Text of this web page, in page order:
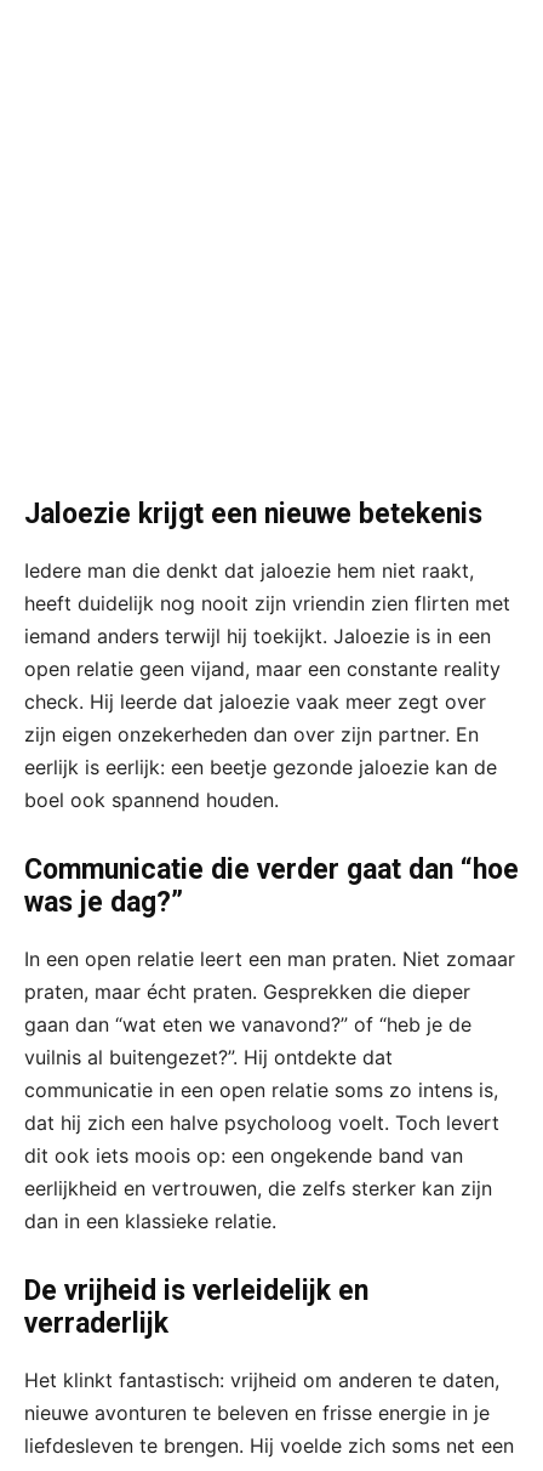
Jaloezie krijgt een nieuwe betekenis
Iedere man die denkt dat jaloezie hem niet raakt,
heeft duidelijk nog nooit zijn vriendin zien flirten met
iemand anders terwijl hij toekijkt. Jaloezie is in een
open relatie geen vijand, maar een constante reality
check. Hij leerde dat jaloezie vaak meer zegt over
zijn eigen onzekerheden dan over zijn partner. En
eerlijk is eerlijk: een beetje gezonde jaloezie kan de
boel ook spannend houden.
Communicatie die verder gaat dan “hoe
was je dag?”
In een open relatie leert een man praten. Niet zomaar
praten, maar écht praten. Gesprekken die dieper
gaan dan “wat eten we vanavond?” of “heb je de
vuilnis al buitengezet?”. Hij ontdekte dat
communicatie in een open relatie soms zo intens is,
dat hij zich een halve psycholoog voelt. Toch levert
dit ook iets moois op: een ongekende band van
eerlijkheid en vertrouwen, die zelfs sterker kan zijn
dan in een klassieke relatie.
De vrijheid is verleidelijk en
verraderlijk
Het klinkt fantastisch: vrijheid om anderen te daten,
nieuwe avonturen te beleven en frisse energie in je
liefdesleven te brengen. Hij voelde zich soms net een